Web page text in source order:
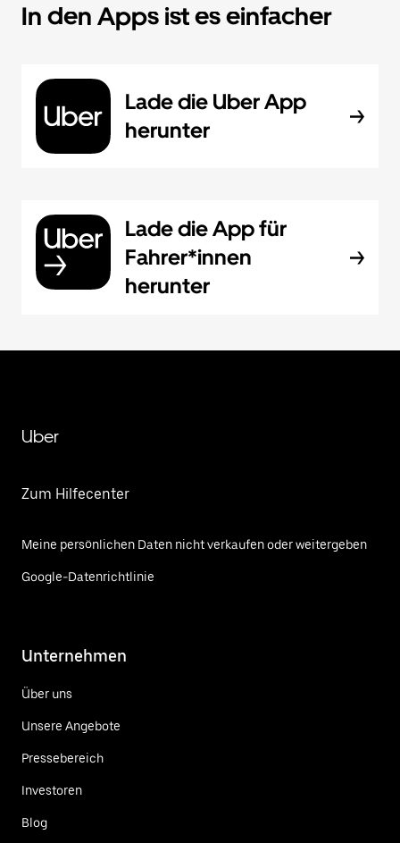
In den Apps ist es einfacher
Lade die Uber App
herunter
Lade die App für
Fahrer*innen
herunter
Uber
Zum Hilfecenter
Meine persönlichen Daten nicht verkaufen oder weitergeben
Google-Datenrichtlinie
Unternehmen
Über uns
Unsere Angebote
Pressebereich
Investoren
Blog